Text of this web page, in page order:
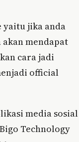
yaitu jika anda
mendapat
cara jadi
official
media sosial
Technology